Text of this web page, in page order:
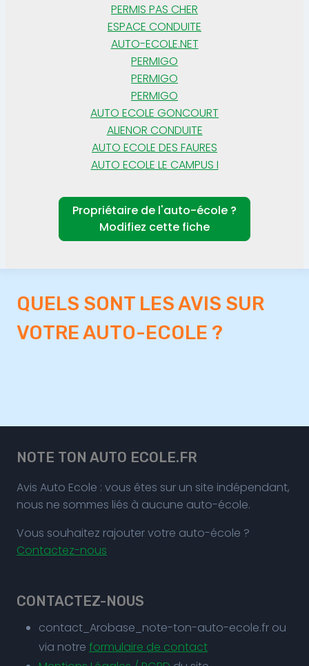
PERMIS PAS CHER
ESPACE CONDUITE
AUTO-ECOLE.NET
PERMIGO
PERMIGO
PERMIGO
AUTO ECOLE GONCOURT
ALIENOR CONDUITE
AUTO ECOLE DES FAURES
AUTO ECOLE LE CAMPUS I
Propriétaire de l'auto-école ?
Modifiez cette fiche
QUELS SONT LES AVIS SUR
VOTRE AUTO-ECOLE ?
NOTE TON AUTO ECOLE.FR
Avis Auto Ecole : vous êtes sur un site indépendant,
nous ne sommes liés à aucune auto-école.
Vous souhaitez rajouter votre auto-école ?
Contactez-nous
CONTACTEZ-NOUS
contact_Arobase_note-ton-auto-ecole.fr ou
via notre formulaire de contact